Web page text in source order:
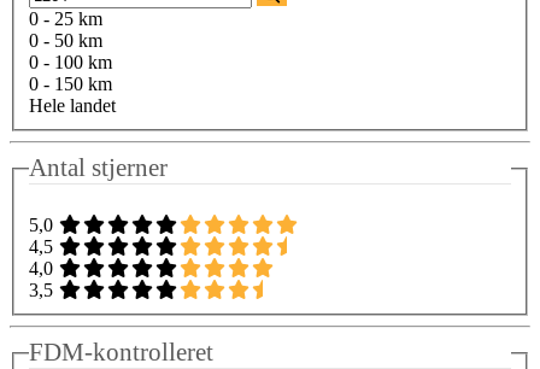
0 - 25 km
0 - 50 km
0 - 100 km
0 - 150 km
Hele landet
Antal stjerner
5,0
4,5
4,0
3,5
FDM-kontrolleret